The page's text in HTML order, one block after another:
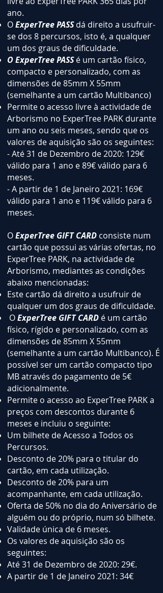
ano.
OExperTree PASSdá direito a usufruir-
se dos 8 percursos, isto é, a qualquer
um dos graus de dificuldade.
O ExperTree PASSé um cartão físico,
compacto e personalizado, com as
dimensões de 85mm X 55mm
(semelhante a um cartão Multibanco)
Permite o acesso livre à actividade de
Arborismo no ExperTree PARK durante
um ano ou seis meses, sendo que os
valores de aquisição são os seguintes:
- Até 31 de Dezembro de 2020: 129€
válido para 1 ano e 89€ válido para 6
meses.
- A partir de 1 de Janeiro 2021: 169€
válido para 1 ano e 119€ válido para 6
meses.
OExperTree GIFT CARD consiste num
cartão que possui as várias ofertas, no
ExperTree PARK, na actividade de
Arborismo, mediantes as condições
abaixo mencionadas:
Este cartão dá direito a usufruir de
qualquer um dos graus de dificuldade.
OExperTree GIFT CARD é um cartão
físico, rígido e personalizado, com as
dimensões de 85mm X 55mm
(semelhante a um cartão Multibanco). É
possível ser um cartão compacto tipo
MB através do pagamento de 5€
adicionalmente.
Permite o acesso ao ExperTree PARK a
preços com descontos durante 6
meses e incluiu o seguinte:
Um bilhete de Acesso a Todos os
Percursos.
Desconto de 20% para o titular do
cartão, em cada utilização.
Desconto de 20% para um
acompanhante, em cada utilização.
Oferta de 50% no dia do Aniversário de
alguém ou do próprio, num só bilhete.
Validade única de 6 meses.
Os valores de aquisição são os
seguintes:
Até 31 de Dezembro de 2020: 29€.
A partir de 1 de Janeiro 2021: 34€